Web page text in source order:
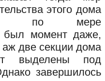
этого дома
по мере
был момент даже,
аж две секции дома
выделены под
завершилось